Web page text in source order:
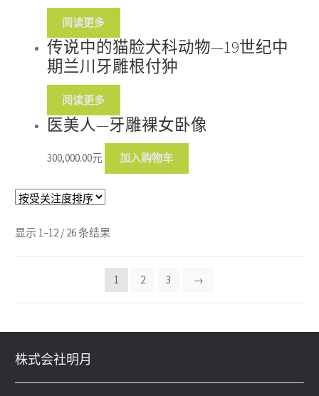
阅读更多
传说中的猫脸犬科动物—19世纪中
期兰川牙雕根付狆
阅读更多
医美人—牙雕裸女卧像
300,000.00元 加入购物车
显示 1–12 / 26 条结果
1 2 3 →
株式会社明月